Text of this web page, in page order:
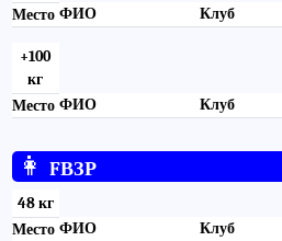
Место ФИО Клуб
+100
кг
Место ФИО Клуб
👩 FВЗР
48 кг
Место ФИО Клуб